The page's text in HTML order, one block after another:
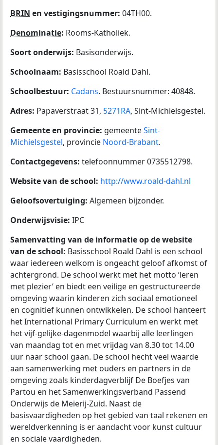
BRIN en vestigingsnummer: 04TH00.
Denominatie: Rooms-Katholiek.
Soort onderwijs: Basisonderwijs.
Schoolnaam: Basisschool Roald Dahl.
Schoolbestuur: Cadans. Bestuursnummer: 40848.
Adres: Papaverstraat 31, 5271RA, Sint-Michielsgestel.
Gemeente en provincie: gemeenteSint-
Michielsgestel, provincie Noord-Brabant.
Contactgegevens: telefoonnummer 0735512798.
Website van de school: http://www.roald-dahl.nl
Geloofsovertuiging: Algemeen bijzonder.
Onderwijsvisie: IPC
Samenvatting van de informatie op de website
van de school: Basisschool Roald Dahl is een school
waar iedereen welkom is ongeacht geloof afkomst of
achtergrond. De school werkt met het motto ’leren
met plezier’ en biedt een veilige en gestructureerde
omgeving waarin kinderen zich sociaal emotioneel
en cognitief kunnen ontwikkelen. De school hanteert
het International Primary Curriculum en werkt met
het vijf-gelijke-dagenmodel waarbij alle leerlingen
van maandag tot en met vrijdag van 8.30 tot 14.00
uur naar school gaan. De school hecht veel waarde
aan samenwerking met ouders en partners in de
omgeving zoals kinderdagverblijf De Boefjes van
Partou en het Samenwerkingsverband Passend
Onderwijs de Meierij-Zuid. Naast de
basisvaardigheden op het gebied van taal rekenen en
wereldverkenning is er aandacht voor kunst cultuur
en sociale vaardigheden.